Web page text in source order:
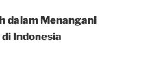
dalam Menangani
Indonesia